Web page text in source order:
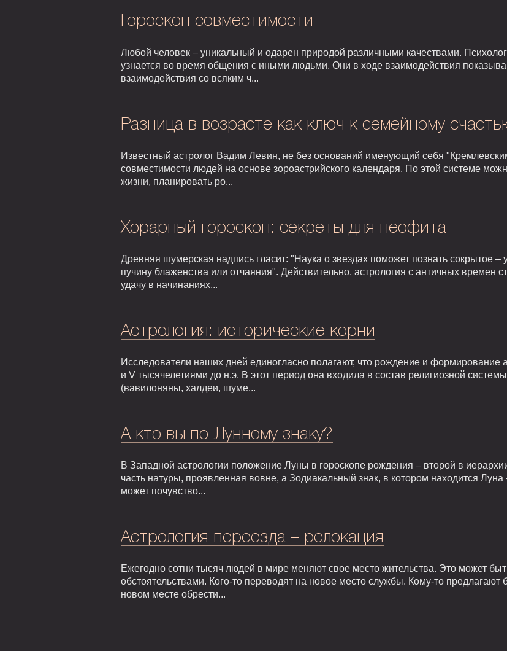
Гороскоп совместимости
Любой человек – уникальный и одарен природой различными качествами.
узнается во время общения с иными людьми. Они в ходе взаимодействия
взаимодействия со всяким ч...
Разница в возрасте как ключ к семейному
Известный астролог Вадим Левин, не без оснований именующий себя
совместимости людей на основе зороастрийского календаря. По этой системе
жизни, планировать ро...
Хорарный гороскоп: секреты для неофита
Древняя шумерская надпись гласит: "Наука о звездах поможет познать сокрытое –
пучину блаженства или отчаяния". Действительно, астрология с античных времен
удачу в начинаниях...
Астрология: исторические корни
Исследователи наших дней единогласно полагают, что рождение и формирование
и V тысячелетиями до н.э. В этот период она входила в состав религиозной
(вавилоняны, халдеи, шуме...
А кто вы по Лунному знаку?
В Западной астрологии положение Луны в гороскопе рождения – второй в
часть натуры, проявленная вовне, а Зодиакальный знак, в котором находится
может почувство...
Астрология переезда – релокация
Ежегодно сотни тысяч людей в мире меняют свое место жительства. Это может
обстоятельствами. Кого-то переводят на новое место службы. Кому-то
новом месте обрести...